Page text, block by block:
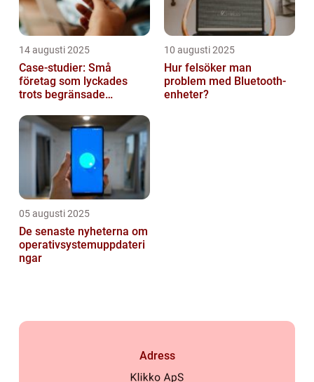
14 augusti 2025
Case-studier: Små
företag som lyckades
trots begränsade
10 augusti 2025
Hur felsöker man
problem med Bluetooth-
enheter?
05 augusti 2025
De senaste nyheterna om
operativsystemuppdateri
ngar
Adress